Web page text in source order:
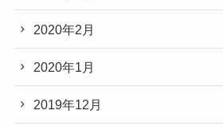
2020年2月
2020年1月
2019年12月